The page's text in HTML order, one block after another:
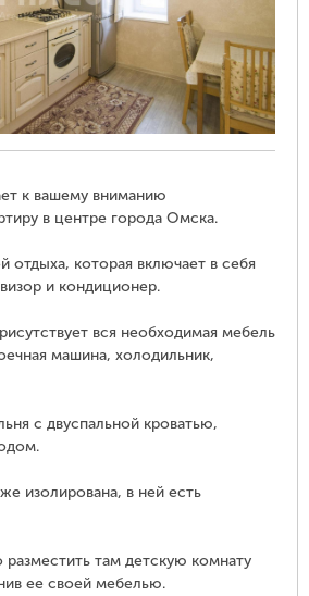
к вашему вниманию
в центре города Омска.
отдыха, которая включает в себя
и кондиционер.
вся необходимая мебель
машина, холодильник,
с двуспальной кроватью,
изолирована, в ней есть
там детскую комнату
ее своей мебелью.